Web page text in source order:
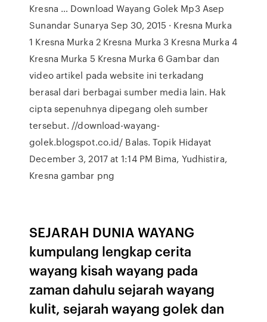
Kresna … Download Wayang Golek Mp3 Asep
Sunandar Sunarya Sep 30, 2015 · Kresna Murka
1 Kresna Murka 2 Kresna Murka 3 Kresna Murka 4
Kresna Murka 5 Kresna Murka 6 Gambar dan
video artikel pada website ini terkadang
berasal dari berbagai sumber media lain. Hak
cipta sepenuhnya dipegang oleh sumber
tersebut. //download-wayang-
golek.blogspot.co.id/ Balas. Topik Hidayat
December 3, 2017 at 1:14 PM Bima, Yudhistira,
Kresna gambar png
SEJARAH DUNIA WAYANG
kumpulang lengkap cerita
wayang kisah wayang pada
zaman dahulu sejarah wayang
kulit, sejarah wayang golek dan